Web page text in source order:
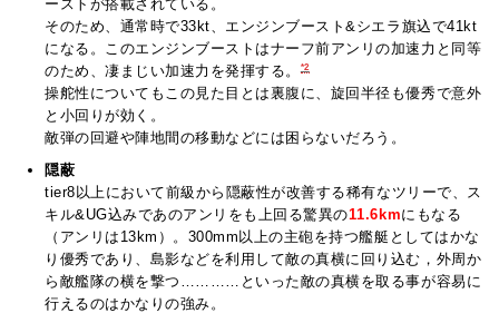
ーストが搭載されている。
そのため、通常時で33kt、エンジンブースト&シエラ旗込で41kt
になる。このエンジンブーストはナーフ前アンリの加速力と同等
のため、凄まじい加速力を発揮する。*2
操舵性についてもこの見た目とは裏腹に、旋回半径も優秀で意外
と小回りが効く。
敵弾の回避や陣地間の移動などには困らないだろう。
隠蔽
tier8以上において前級から隠蔽性が改善する稀有なツリーで、ス
キル&UG込みであのアンリをも上回る驚異の11.6kmにもなる
（アンリは13km）。300mm以上の主砲を持つ艦艇としてはかな
り優秀であり、島影などを利用して敵の真横に回り込む，外周か
ら敵艦隊の横を撃つ…………といった敵の真横を取る事が容易に
行えるのはかなりの強み。